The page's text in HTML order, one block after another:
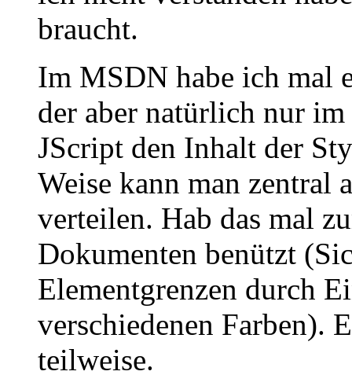
braucht.
Im MSDN habe ich mal
der aber natürlich nur
JScript den Inhalt der
Weise kann man zentral
verteilen. Hab das mal
Dokumenten benützt
Elementgrenzen durch
verschiedenen Farben).
teilweise.